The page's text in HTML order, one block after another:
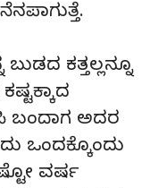
ಕತ್ತಲ್ಲನ್ನೂ
ಬಂದಾಗ ಅದರ
ಒಂದಕ್ಕೊಂದು
ವರ್ಷ